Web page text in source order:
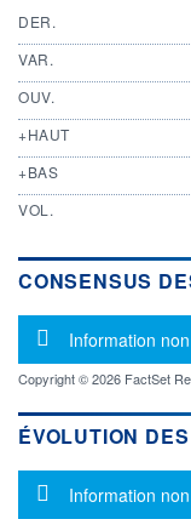
DER.
VAR.
OUV.
+HAUT
+BAS
VOL.
CONSENSUS
Message
Information
Copyright © 2026 FactSet
ÉVOLUTION
Message
Information